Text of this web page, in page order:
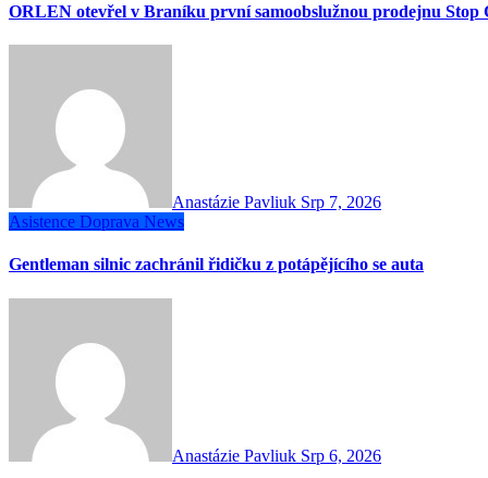
ORLEN otevřel v Braníku první samoobslužnou prodejnu Stop
Anastázie Pavliuk Srp 7, 2026
Asistence Doprava News
Gentleman silnic zachránil řidičku z potápějícího se auta
Anastázie Pavliuk Srp 6, 2026